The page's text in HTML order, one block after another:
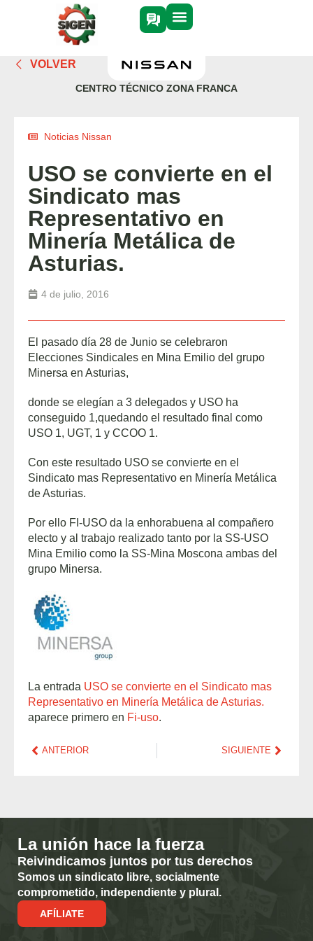
VOLVER
CENTRO TÉCNICO ZONA FRANCA
Noticias Nissan
USO se convierte en el
Sindicato mas
Representativo en
Minería Metálica de
Asturias.
4 de julio, 2016
El pasado día 28 de Junio se celebraron
Elecciones Sindicales en Mina Emilio del grupo
Minersa en Asturias,
donde se elegían a 3 delegados y USO ha
conseguido 1,quedando el resultado final como
USO 1, UGT, 1 y CCOO 1.
Con este resultado USO se convierte en el
Sindicato mas Representativo en Minería Metálica
de Asturias.
Por ello FI-USO da la enhorabuena al compañero
electo y al trabajo realizado tanto por la SS-USO
Mina Emilio como la SS-Mina Moscona ambas del
grupo Minersa.
La entrada USO se convierte en el Sindicato mas
Representativo en Minería Metálica de Asturias.
aparece primero en Fi-uso.
ANTERIOR SIGUIENTE
La unión hace la fuerza
Reivindicamos juntos por tus derechos
Somos un sindicato libre, socialmente
comprometido, independiente y plural.
AFÍLIATE